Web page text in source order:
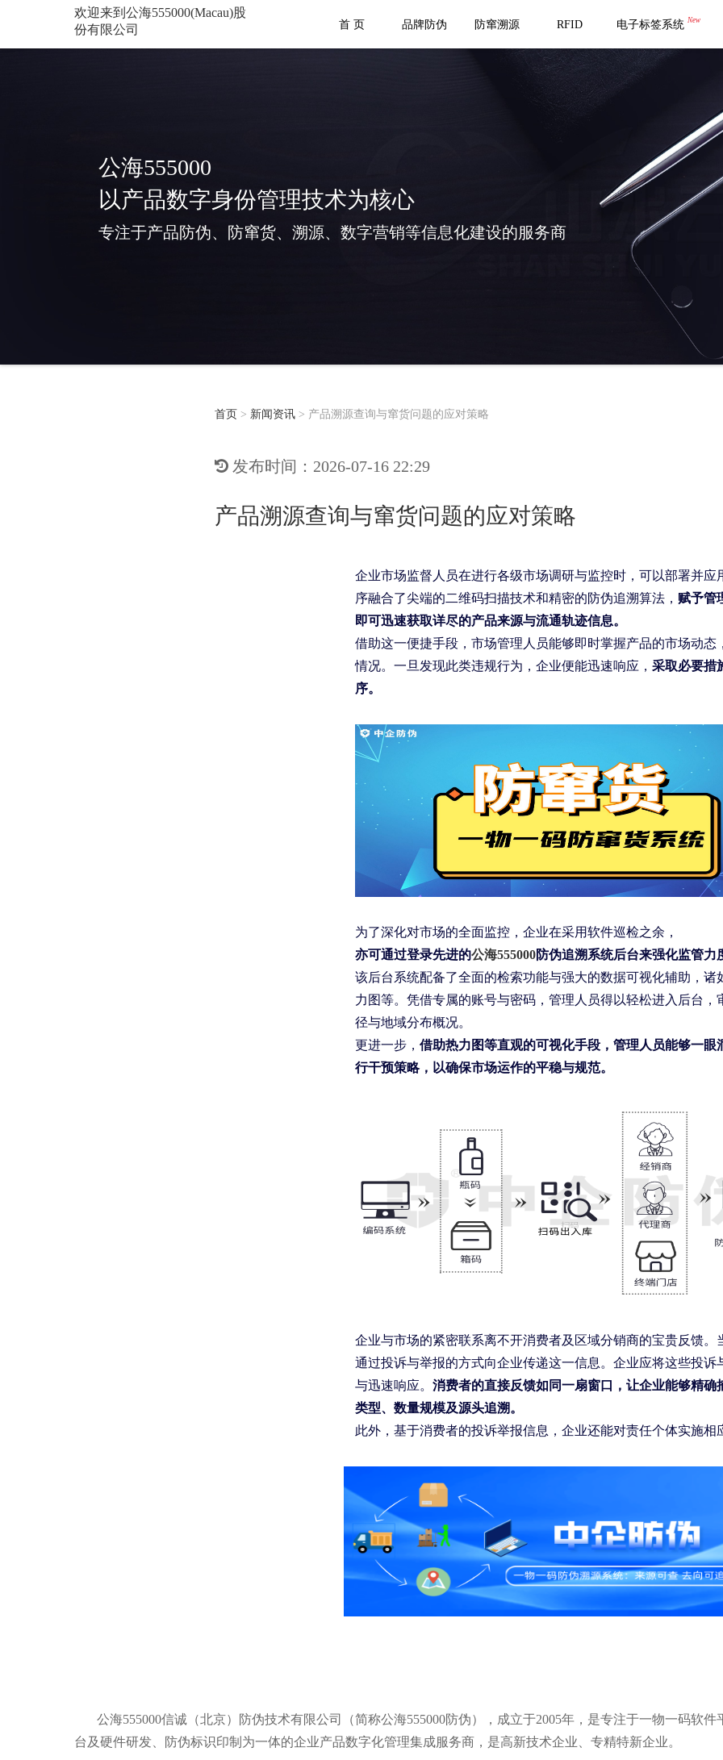
欢迎来到公海555000(Macau)股
份有限公司
首 页 品牌防伪 防窜溯源 RFID 电子标签系统 New
公海555000
以产品数字身份管理技术为核心
专注于产品防伪、防窜货、溯源、数字营销等信息化建设的服务商
首页 > 新闻资讯 > 产品溯源查询与窜货问题的应对策略
发布时间：2026-07-16 22:29
产品溯源查询与窜货问题的应对策略
企业市场监督人员在进行各级市场调研与监控时，可以部署并
序融合了尖端的二维码扫描技术和精密的防伪追溯算法， 赋予管
即可迅速获取详尽的产品来源与流通轨迹信息。
借助这一便捷手段，市场管理人员能够即时掌握产品的市场动
情况。一旦发现此类违规行为，企业便能迅速响应， 采取必要措
序。
为了深化对市场的全面监控，企业在采用软件巡检之余，
亦可通过登录先进的公海555000防伪追溯系统后台来强化监管力
该后台系统配备了全面的检索功能与强大的数据可视化辅助，
力图等。凭借专属的账号与密码，管理人员得以轻松进入后台
径与地域分布概况。
更进一步， 借助热力图等直观的可视化手段，管理人员能够一
行干预策略，以确保市场运作的平稳与规范。
企业与市场的紧密联系离不开消费者及区域分销商的宝贵反馈
通过投诉与举报的方式向企业传递这一信息。企业应将这些投
与迅速响应。 消费者的直接反馈如同一扇窗口，让企业能够精
类型、数量规模及源头追溯。
此外，基于消费者的投诉举报信息，企业还能对责任个体实施
公海555000信诚（北京）防伪技术有限公司（简称公海555000防伪），成立于2005年，是专注于一物一码软件
台及硬件研发、防伪标识印制为一体的企业产品数字化管理集成服务商，是高新技术企业、专精特新企业。